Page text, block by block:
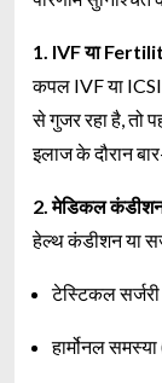
1. IVF या
कपल IVF या
से गुजर रहा है, तो
इलाज के दौरान
2. मेडिकल कंडीशन
हेल्थ कंडीशन या
टेस्टिकल
हार्मोनल